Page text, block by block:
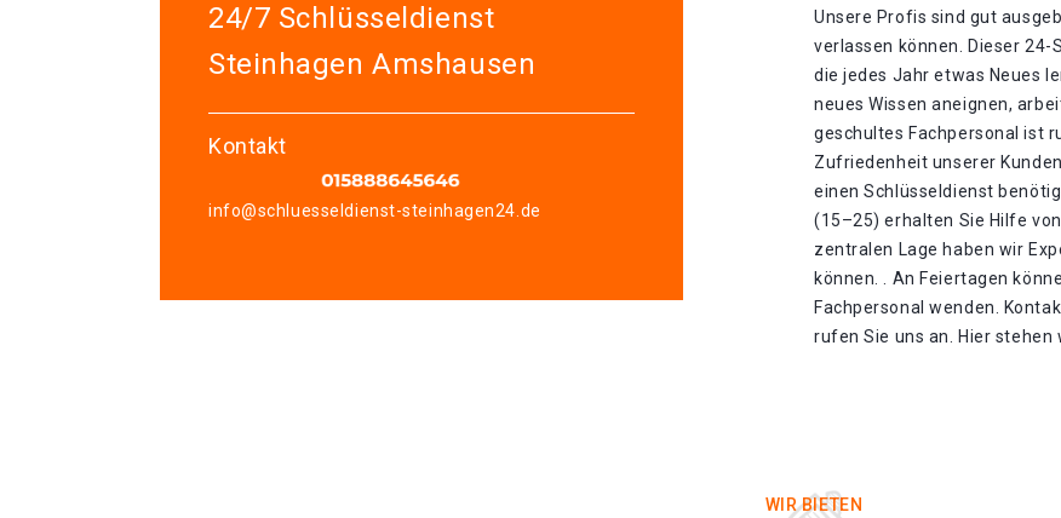
24/7 Schlüsseldienst
Steinhagen Amshausen
Kontakt
info@schluesseldienst-steinhagen24.de
Unsere Profis sind gut
verlassen können. Dieser
die jedes Jahr etwas Neues
neues Wissen aneignen,
geschultes Fachpersonal ist
Zufriedenheit unserer
einen Schlüsseldienst
(15–25) erhalten Sie Hilfe
zentralen Lage haben wir
können. . An Feiertagen
Fachpersonal wenden.
rufen Sie uns an. Hier stehen
WIR BIETEN